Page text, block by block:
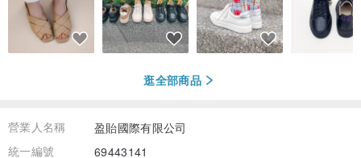
逛全部商品
營業人名稱
盈貽國際有限公司
統一編號
69443141